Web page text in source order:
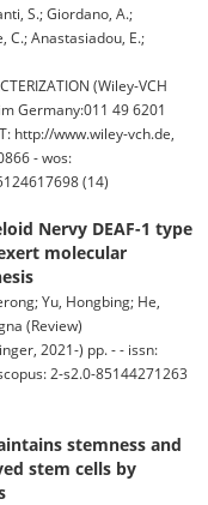
S.; Giordano, A.;
C.; Anastasiadou, E.;
(Wiley-VCH
Germany:011 49 6201
http://www.wiley-vch.de,
- wos:
(14)
Nervy DEAF-1 type
molecular
Yu, Hongbing; He,
(Review)
2021-) pp. - - issn:
2-s2.0-85144271263
stemness and
stem cells by